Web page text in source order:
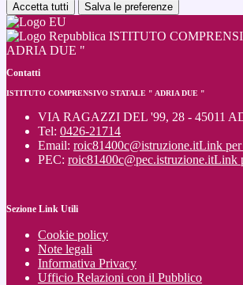
Accetta tutti Salva le preferenze
ISTITUTO
ADRIA DUE "
Contatti
ISTITUTO COMPRENSIVO STATALE " ADRIA DUE "
VIA RAGAZZI DEL '99, 28 - 45011
Tel: 0426-21714
Email: roic81400c@istruzione.itLink per
PEC: roic81400c@pec.istruzione.itLink
Sezione Link Utili
Cookie policy
Note legali
Informativa Privacy
Ufficio Relazioni con il Pubblico